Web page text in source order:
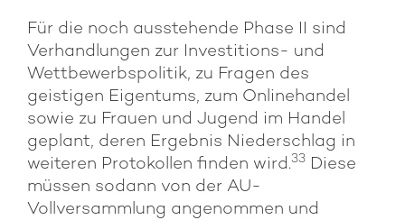
Für die noch ausstehende Phase II sind
Verhandlungen zur Investitions- und
Wettbewerbspolitik, zu Fragen des
geistigen Eigentums, zum Onlinehandel
sowie zu Frauen und Jugend im Handel
geplant, deren Ergebnis Niederschlag in
weiteren Protokollen finden wird.33 Diese
müssen sodann von der AU-
Vollversammlung angenommen und